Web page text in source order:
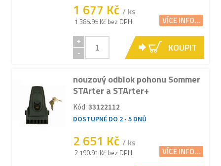
1 677 Kč / ks
1 385.95 Kč bez DPH VÍCE INFO...
+
-
KOUPIT
nouzový odblok pohonu Sommer
STArter a STArter+
Kód: 33122112
DOSTUPNÉ DO 2 - 5 DNŮ
2 651 Kč / ks
2 190.91 Kč bez DPH VÍCE INFO...